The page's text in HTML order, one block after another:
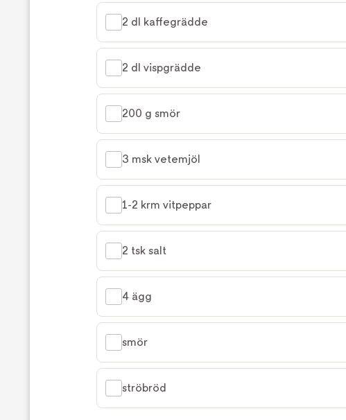
2 dl kaffegrädde
2 dl vispgrädde
200 g smör
3 msk vetemjöl
1-2 krm vitpeppar
2 tsk salt
4 ägg
smör
ströbröd